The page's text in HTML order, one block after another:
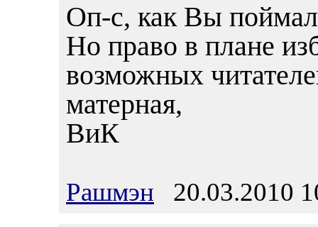
Оп-с, как Вы
Но право в плане
возможных
матерная,
ВиК
Рашмэн 20.03.2010